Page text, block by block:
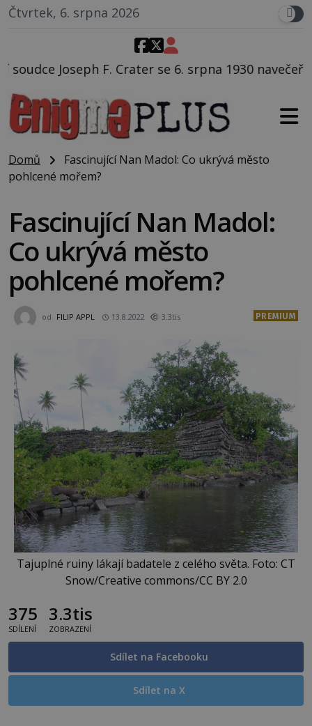
Čtvrtek, 6. srpna 2026
se 6. srpna 1930 navečeří ve své oblíbené
Domů
Fascinující Nan Madol: Co ukrývá město
pohlcené mořem?
Fascinující Nan Madol:
Co ukrývá město
pohlcené mořem?
od FILIP APPL 13.8.2022 3.3tis PREMIUM
Tajuplné ruiny lákají badatele z celého světa. Foto: CT
Snow/Creative commons/CC BY 2.0
375
SDÍLENÍ
3.3tis
ZOBRAZENÍ
Sdílet na Facebooku
Sdílet na X